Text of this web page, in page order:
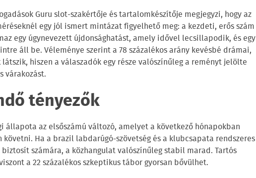
Guru slot-szakértője és tartalomkészítője megjegyzi, hogy az
egy jól ismert mintázat figyelhető meg: a kezdeti, erős szám
egy úgynevezett újdonsághatást, amely idővel lecsillapodik, és egy
áll be. Véleménye szerint a 78 százalékos arány kevésbé drámai,
hiszen a válaszadók egy része valószínűleg a reményt jelölte
várakozást.
tényezők
állapota az elsőszámú változó, amelyet a következő hónapokban
követni. Ha a brazil labdarúgó-szövetség és a klubcsapata rendszeres
számára, a közhangulat valószínűleg stabil marad. Tartós
a 22 százalékos szkeptikus tábor gyorsan bővülhet.